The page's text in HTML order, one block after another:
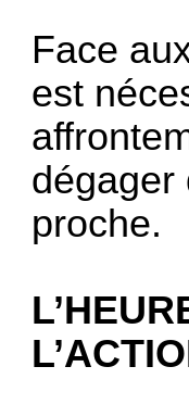
Face
est
dégager
proche.